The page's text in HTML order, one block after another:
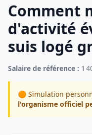
Comment
d'activité
suis logé
Salaire de référence : 1
🟠 Simulation
l'organisme officiel